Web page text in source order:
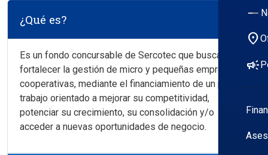
location_on
campaign
¿Qué es?
Es un fondo concursable de Sercotec que busca
fortalecer la gestión de micro y pequeñas empresas y
cooperativas, mediante el financiamiento de un plan de
trabajo orientado a mejorar su competitividad,
potenciar su crecimiento, su consolidación y/o
acceder a nuevas oportunidades de negocio.